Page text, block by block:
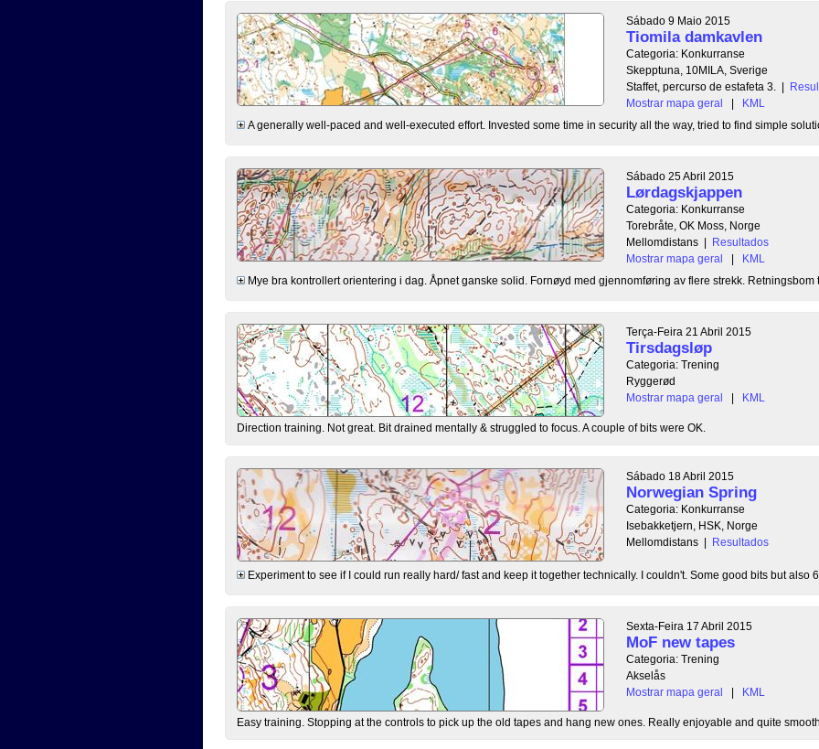
Sábado 9 Maio 2015
Tiomila damkavlen
Categoria: Konkurranse
Skepptuna, 10MILA, Sverige
Staffet, percurso de estafeta 3.
|
Mostrar mapa geral
|
KML
A generally well-paced and well-executed effort. Invested some time in security all the way, tried to find simple
Sábado 25 Abril 2015
Lørdagskjappen
Categoria: Konkurranse
Torebråte, OK Moss, Norge
Mellomdistans | Resultados
Mostrar mapa geral
|
KML
Mye bra kontrollert orientering i dag. Åpnet ganske solid. Fornøyd med gjennomføring av flere strekk. Retningsbom
Terça-Feira 21 Abril 2015
Tirsdagsløp
Categoria: Trening
Ryggerød
Mostrar mapa geral
| KML
Direction training. Not great. Bit drained mentally & struggled to focus. A couple of bits were OK.
Sábado 18 Abril 2015
Norwegian Spring
Categoria: Konkurranse
Isebakketjern, HSK, Norge
Mellomdistans | Resultados
Experiment to see if I could run really hard/ fast and keep it together technically. I couldn't. Some good bits but also 6-
Sexta-Feira 17 Abril 2015
MoF new tapes
Categoria: Trening
Akselås
Mostrar mapa geral
| KML
Easy training. Stopping at the controls to pick up the old tapes and hang new ones. Really enjoyable and quite smooth.